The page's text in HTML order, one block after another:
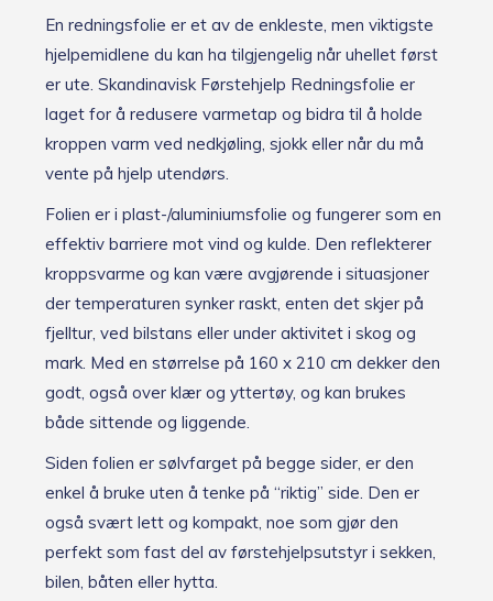
En redningsfolie er et av de enkleste, men viktigste
hjelpemidlene du kan ha tilgjengelig når uhellet først
er ute. Skandinavisk Førstehjelp Redningsfolie er
laget for å redusere varmetap og bidra til å holde
kroppen varm ved nedkjøling, sjokk eller når du må
vente på hjelp utendørs.
Folien er i plast-/aluminiumsfolie og fungerer som en
effektiv barriere mot vind og kulde. Den reflekterer
kroppsvarme og kan være avgjørende i situasjoner
der temperaturen synker raskt, enten det skjer på
fjelltur, ved bilstans eller under aktivitet i skog og
mark. Med en størrelse på 160 x 210 cm dekker den
godt, også over klær og yttertøy, og kan brukes
både sittende og liggende.
Siden folien er sølvfarget på begge sider, er den
enkel å bruke uten å tenke på “riktig” side. Den er
også svært lett og kompakt, noe som gjør den
perfekt som fast del av førstehjelpsutstyr i sekken,
bilen, båten eller hytta.